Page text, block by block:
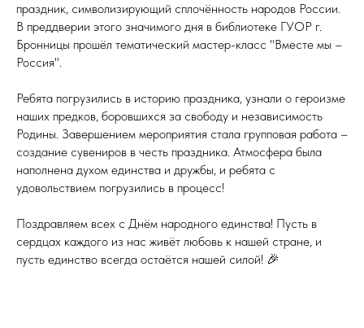
праздник, символизирующий сплочённость народов России.
В преддверии этого значимого дня в библиотеке ГУОР г.
Бронницы прошёл тематический мастер-класс "Вместе мы –
Россия".
Ребята погрузились в историю праздника, узнали о героизме
наших предков, боровшихся за свободу и независимость
Родины. Завершением мероприятия стала групповая работа –
создание сувениров в честь праздника. Атмосфера была
наполнена духом единства и дружбы, и ребята с
удовольствием погрузились в процесс!
Поздравляем всех с Днём народного единства! Пусть в
сердцах каждого из нас живёт любовь к нашей стране, и
пусть единство всегда остаётся нашей силой! 🎉